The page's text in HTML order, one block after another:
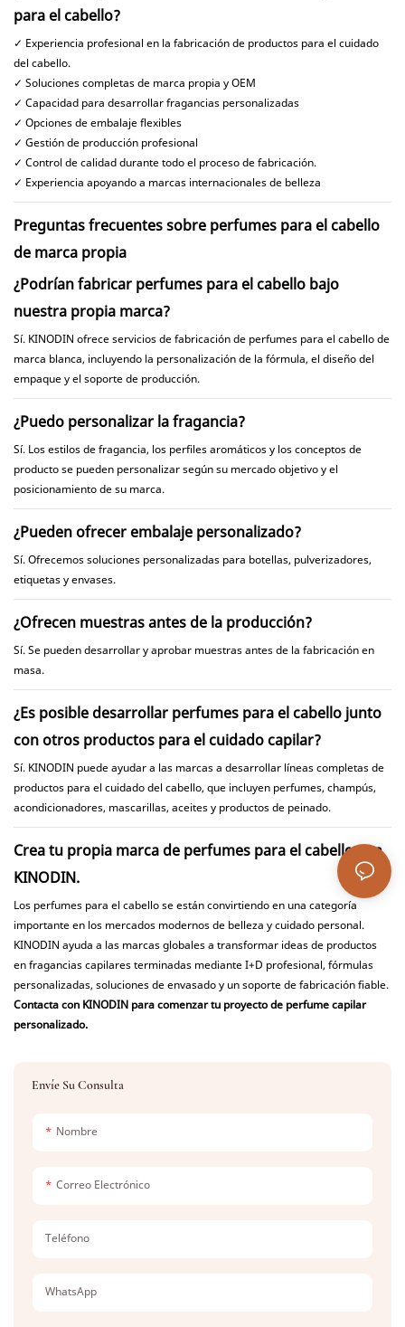
Envíe Su Consulta
Nombre
Correo Electrónico
Teléfono
WhatsApp
para el cabello?
✓ Experiencia profesional en la fabricación de productos para el cuidado
del cabello.
✓ Soluciones completas de marca propia y OEM
✓ Capacidad para desarrollar fragancias personalizadas
✓ Opciones de embalaje flexibles
✓ Gestión de producción profesional
✓ Control de calidad durante todo el proceso de fabricación.
✓ Experiencia apoyando a marcas internacionales de belleza
Preguntas frecuentes sobre perfumes para el cabello
de marca propia
¿Podrían fabricar perfumes para el cabello bajo
nuestra propia marca?
Sí. KINODIN ofrece servicios de fabricación de perfumes para el cabello de
marca blanca, incluyendo la personalización de la fórmula, el diseño del
empaque y el soporte de producción.
¿Puedo personalizar la fragancia?
Sí. Los estilos de fragancia, los perfiles aromáticos y los conceptos de
producto se pueden personalizar según su mercado objetivo y el
posicionamiento de su marca.
¿Pueden ofrecer embalaje personalizado?
Sí. Ofrecemos soluciones personalizadas para botellas, pulverizadores,
etiquetas y envases.
¿Ofrecen muestras antes de la producción?
Sí. Se pueden desarrollar y aprobar muestras antes de la fabricación en
masa.
¿Es posible desarrollar perfumes para el cabello junto
con otros productos para el cuidado capilar?
Sí. KINODIN puede ayudar a las marcas a desarrollar líneas completas de
productos para el cuidado del cabello, que incluyen perfumes, champús,
acondicionadores, mascarillas, aceites y productos de peinado.
Crea tu propia marca de perfumes para el cabello con
KINODIN.
Los perfumes para el cabello se están convirtiendo en una categoría
importante en los mercados modernos de belleza y cuidado personal.
KINODIN ayuda a las marcas globales a transformar ideas de productos
en fragancias capilares terminadas mediante I+D profesional, fórmulas
personalizadas, soluciones de envasado y un soporte de fabricación fiable.
Contacta con KINODIN para comenzar tu proyecto de perfume capilar
personalizado.